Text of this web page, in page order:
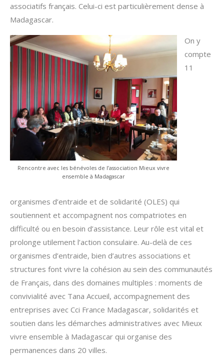
associatifs français. Celui-ci est particulièrement dense à
Madagascar.
Rencontre avec les bénévoles de l’association Mieux vivre
ensemble à Madagascar
On y
compte
11
organismes d’entraide et de solidarité (OLES) qui
soutiennent et accompagnent nos compatriotes en
difficulté ou en besoin d’assistance. Leur rôle est vital et
prolonge utilement l’action consulaire. Au-delà de ces
organismes d’entraide, bien d’autres associations et
structures font vivre la cohésion au sein des communautés
de Français, dans des domaines multiples : moments de
convivialité avec Tana Accueil, accompagnement des
entreprises avec Cci France Madagascar, solidarités et
soutien dans les démarches administratives avec Mieux
vivre ensemble à Madagascar qui organise des
permanences dans 20 villes.